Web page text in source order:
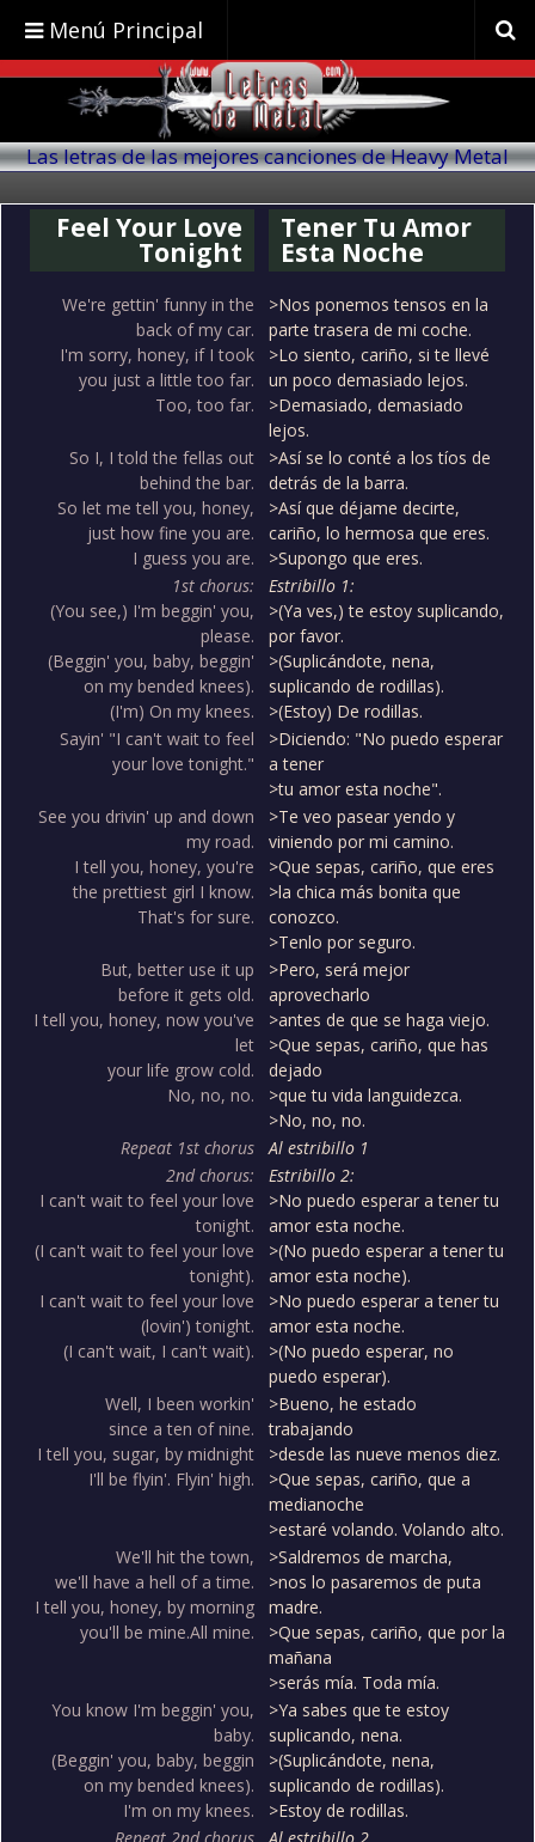
Menú Principal
Las letras de las mejores canciones de Heavy Metal
Feel Your Love
Tonight
Tener Tu Amor
Esta Noche
We're gettin' funny in the
back of my car.
I'm sorry, honey, if I took
you just a little too far.
Too, too far.
>Nos ponemos tensos en la
parte trasera de mi coche.
>Lo siento, cariño, si te llevé
un poco demasiado lejos.
>Demasiado, demasiado
lejos.
So I, I told the fellas out
behind the bar.
So let me tell you, honey,
just how fine you are.
I guess you are.
>Así se lo conté a los tíos de
detrás de la barra.
>Así que déjame decirte,
cariño, lo hermosa que eres.
>Supongo que eres.
1st chorus:
(You see,) I'm beggin' you,
please.
(Beggin' you, baby, beggin'
on my bended knees).
(I'm) On my knees.
Estribillo 1:
>(Ya ves,) te estoy suplicando,
por favor.
>(Suplicándote, nena,
suplicando de rodillas).
>(Estoy) De rodillas.
Sayin' "I can't wait to feel
your love tonight."
>Diciendo: "No puedo esperar
a tener
>tu amor esta noche".
See you drivin' up and down
my road.
I tell you, honey, you're
the prettiest girl I know.
That's for sure.
>Te veo pasear yendo y
viniendo por mi camino.
>Que sepas, cariño, que eres
>la chica más bonita que
conozco.
>Tenlo por seguro.
But, better use it up
before it gets old.
I tell you, honey, now you've
let
your life grow cold.
No, no, no.
>Pero, será mejor
aprovecharlo
>antes de que se haga viejo.
>Que sepas, cariño, que has
dejado
>que tu vida languidezca.
>No, no, no.
Repeat 1st chorus
Al estribillo 1
2nd chorus:
I can't wait to feel your love
tonight.
(I can't wait to feel your love
tonight).
I can't wait to feel your love
(lovin') tonight.
(I can't wait, I can't wait).
Estribillo 2:
>No puedo esperar a tener tu
amor esta noche.
>(No puedo esperar a tener tu
amor esta noche).
>No puedo esperar a tener tu
amor esta noche.
>(No puedo esperar, no
puedo esperar).
Well, I been workin'
since a ten of nine.
I tell you, sugar, by midnight
I'll be flyin'. Flyin' high.
>Bueno, he estado
trabajando
>desde las nueve menos diez.
>Que sepas, cariño, que a
medianoche
>estaré volando. Volando alto.
We'll hit the town,
we'll have a hell of a time.
I tell you, honey, by morning
you'll be mine.All mine.
>Saldremos de marcha,
>nos lo pasaremos de puta
madre.
>Que sepas, cariño, que por la
mañana
>serás mía. Toda mía.
You know I'm beggin' you,
baby.
(Beggin' you, baby, beggin
on my bended knees).
I'm on my knees.
>Ya sabes que te estoy
suplicando, nena.
>(Suplicándote, nena,
suplicando de rodillas).
>Estoy de rodillas.